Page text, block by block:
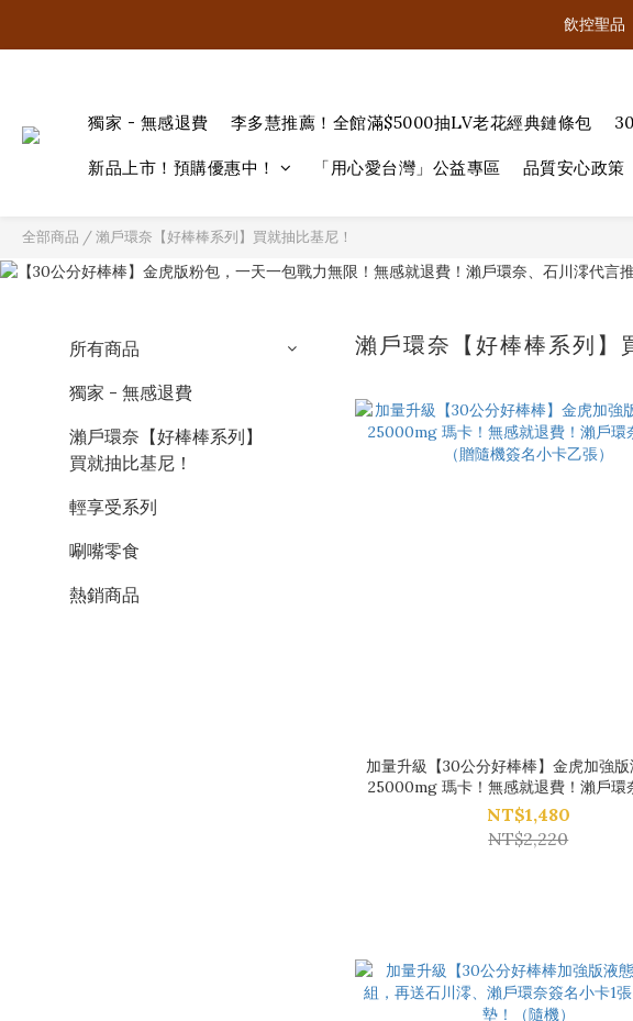
飲控聖品
飲控聖品
李多慧有
飲控聖品
獨家 - 無感退費 李多慧推薦！全館滿$5000抽LV老花經典鏈條包
新品上市！預購優惠中！ 「用心愛台灣」公益專區 品質安心政策
全部商品 /瀨戶環奈【好棒棒系列】買就抽比基尼！
所有商品
獨家 - 無感退費
瀨戶環奈【好棒棒系列】
買就抽比基尼！
輕享受系列
唰嘴零食
熱銷商品
瀨戶環奈【好棒棒系列】
加量升級【30公分好棒棒】金虎加強版
25000mg 瑪卡！無感就退費！瀨戶環
（贈隨機簽名小卡乙張）
NT$1,480
NT$2,220